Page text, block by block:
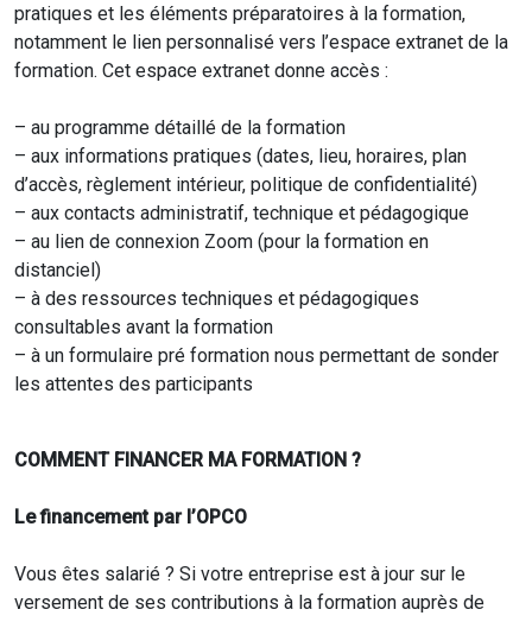
pratiques et les éléments préparatoires à la formation,
notamment le lien personnalisé vers l’espace extranet de la
formation. Cet espace extranet donne accès :
– au programme détaillé de la formation
– aux informations pratiques (dates, lieu, horaires, plan
d’accès, règlement intérieur, politique de confidentialité)
– aux contacts administratif, technique et pédagogique
– au lien de connexion Zoom (pour la formation en
distanciel)
– à des ressources techniques et pédagogiques
consultables avant la formation
– à un formulaire pré formation nous permettant de sonder
les attentes des participants
COMMENT FINANCER MA FORMATION ?
Le financement par l’OPCO
Vous êtes salarié ? Si votre entreprise est à jour sur le
versement de ses contributions à la formation auprès de